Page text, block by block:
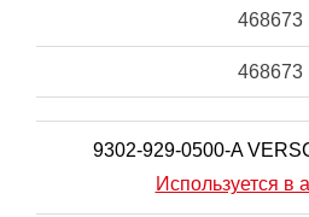
468673
468673
9302-929-0500-A
Используется в